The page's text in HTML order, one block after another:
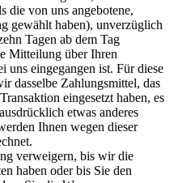
die von uns angebotene,
gewählt haben), unverzüglich
Tagen ab dem Tag
Mitteilung über Ihren
uns eingegangen ist. Für diese
dasselbe Zahlungsmittel, das
eingesetzt haben, es
etwas anderes
Ihnen wegen dieser
verweigern, bis wir die
haben oder bis Sie den